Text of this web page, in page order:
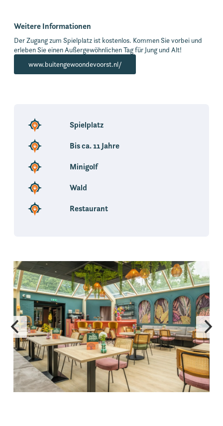
Weitere Informationen
Der Zugang zum Spielplatz ist kostenlos. Kommen Sie vorbei und
erleben Sie einen Außergewöhnlichen Tag für Jung und Alt!
www.buitengewoondevoorst.nl/
Spielplatz
Bis ca. 11 Jahre
Minigolf
Wald
Restaurant